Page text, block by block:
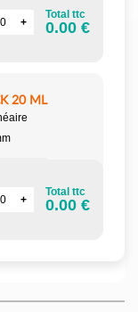
Total ttc
0.00 €
20 ML
Total ttc
0.00 €